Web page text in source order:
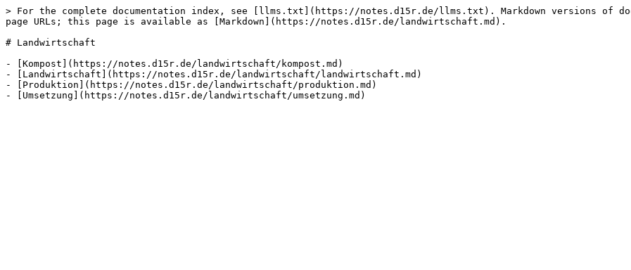
> For the complete documentation index, see [llms.txt](https://notes.d15r.de/llms.txt). Markdown versions of
page URLs; this page is available as [Markdown](https://notes.d15r.de/landwirtschaft.md).
# Landwirtschaft
- [Kompost](https://notes.d15r.de/landwirtschaft/kompost.md)
- [Landwirtschaft](https://notes.d15r.de/landwirtschaft/landwirtschaft.md)
- [Produktion](https://notes.d15r.de/landwirtschaft/produktion.md)